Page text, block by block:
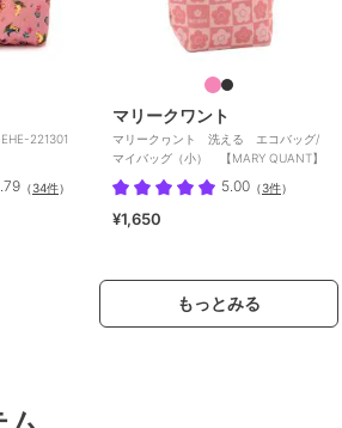
221301
（34件）
マリークワント
マリークヮント 洗える エコバッグ/
マイバッグ（小） 【MARY QUANT】
5.00 （3件）
¥1,650
もっとみる